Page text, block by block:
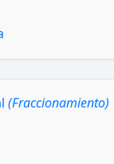
(Fraccionamiento)